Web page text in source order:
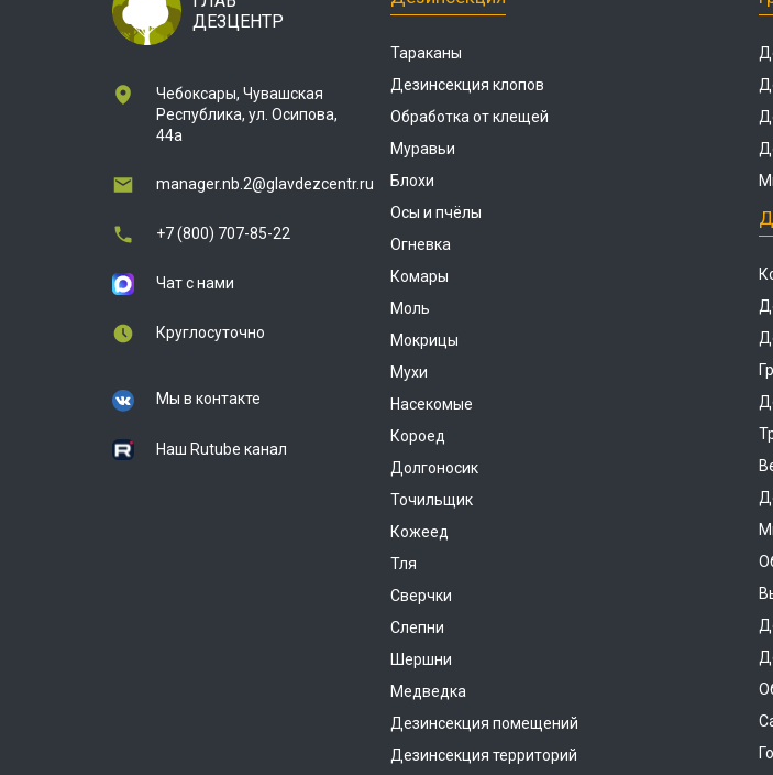
ДЕЗЦЕНТР
Чебоксары, Чувашская
Республика, ул. Осипова,
44а
manager.nb.2@glavdezcentr.ru
+7 (800) 707-85-22
Чат с нами
Круглосуточно
Мы в контакте
Наш Rutube канал
Тараканы
Дезинсекция клопов
Обработка от клещей
Муравьи
Блохи
Осы и пчёлы
Огневка
Комары
Моль
Мокрицы
Мухи
Насекомые
Короед
Долгоносик
Точильщик
Кожеед
Тля
Сверчки
Слепни
Шершни
Медведка
Дезинсекция помещений
Дезинсекция территорий